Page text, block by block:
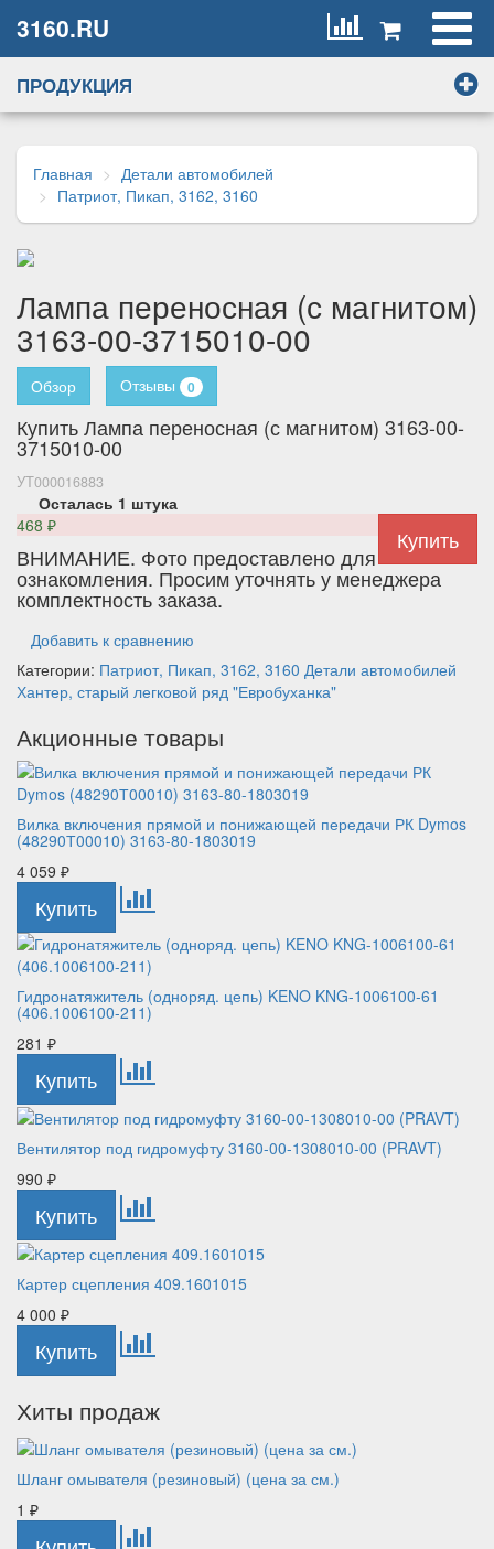
3160.RU
ПРОДУКЦИЯ
Главная
Детали автомобилей
Патриот, Пикап, 3162, 3160
Лампа переносная (с магнитом)
3163-00-3715010-00
Обзор Отзывы 0
Купить Лампа переносная (с магнитом) 3163-00-
3715010-00
УТ000016883
Осталась 1 штука
468 ₽
ВНИМАНИЕ. Фото предоставлено для
ознакомления. Просим уточнять у менеджера
комплектность заказа.
Добавить к сравнению
Категории: Патриот, Пикап, 3162, 3160 Детали автомобилей
Хантер, старый легковой ряд "Евробуханка"
Акционные товары
Вилка включения прямой и понижающей передачи РК Dymos
(48290Т00010) 3163-80-1803019
4 059 ₽
Гидронатяжитель (одноряд. цепь) KENO KNG-1006100-61
(406.1006100-211)
281
₽
Вентилятор под гидромуфту 3160-00-1308010-00 (PRAVT)
990 ₽
Картер сцепления 409.1601015
4 000 ₽
Хиты продаж
Шланг омывателя (резиновый) (цена за см.)
1
₽